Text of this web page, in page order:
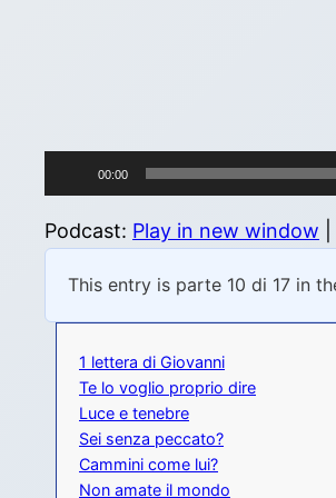
Player
00:00
Podcast: Play in new window
This entry is parte 10 di 17 in
1 lettera di Giovanni
Te lo voglio proprio dire
Luce e tenebre
Sei senza peccato?
Cammini come lui?
Non amate il mondo